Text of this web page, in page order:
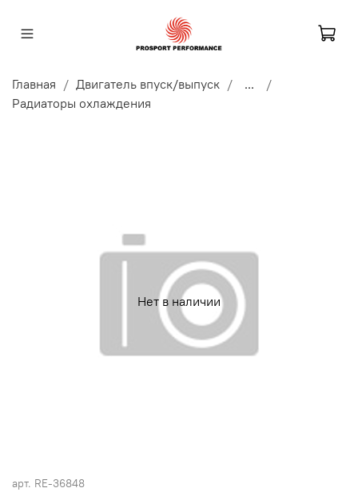
Главная Двигатель впуск/выпуск
...
Радиаторы охлаждения
Нет в наличии
арт. RE-36848